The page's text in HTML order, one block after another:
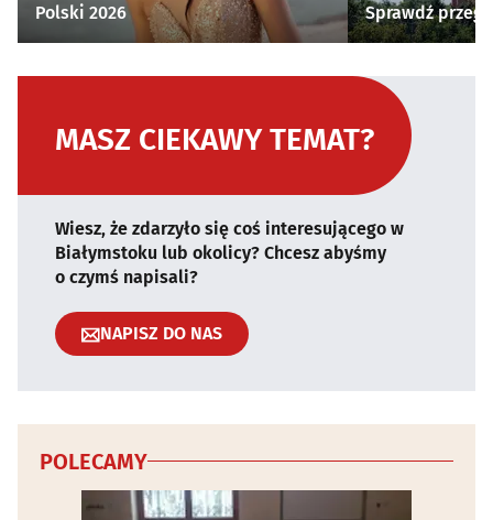
Polski 2026
Sprawdź
MASZ CIEKAWY TEMAT?
Wiesz, że zdarzyło się coś interesującego w
Białymstoku lub okolicy? Chcesz abyśmy
o czymś napisali?
NAPISZ DO NAS
POLECAMY